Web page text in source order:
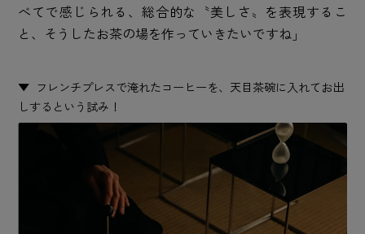
べてで感じられる、総合的な〝美しさ〟を表現するこ
と、そうしたお茶の場を作っていきたいですね」
フレンチプレスで淹れたコーヒーを、天目茶碗に入れてお出
しするという試み！